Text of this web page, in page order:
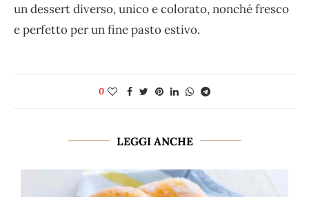
un dessert diverso, unico e colorato, nonché fresco
e perfetto per un fine pasto estivo.
0
LEGGI ANCHE